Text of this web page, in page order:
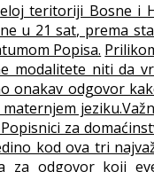
teritoriji Bosne i
u 21 sat, prema
Popisa.
modalitete niti da
onakav odgovor
za
kod ova tri
za odgovor koji